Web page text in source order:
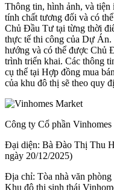
Thông tin, hình ảnh, và
tính chất tương đối và có
Chủ Đầu Tư tại từng thời
thực tế thi công của Dự
hướng và có thể được Chủ
trình triển khai. Các thông
cụ thể tại Hợp đồng mua
của khu đô thị sẽ theo quy
Công ty Cổ phần Vinhomes
Đại diện: Bà Đào Thị Thu
ngày 20/12/2025)
Địa chỉ: Tòa nhà văn
Khu đô thị sinh thái